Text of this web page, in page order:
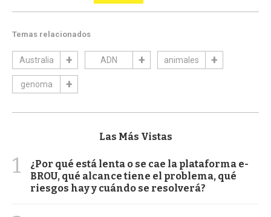
Temas relacionados
Australia ADN animales
genoma
Las Más Vistas
1
¿Por qué está lenta o se cae la plataforma e-
BROU, qué alcance tiene el problema, qué
riesgos hay y cuándo se resolverá?